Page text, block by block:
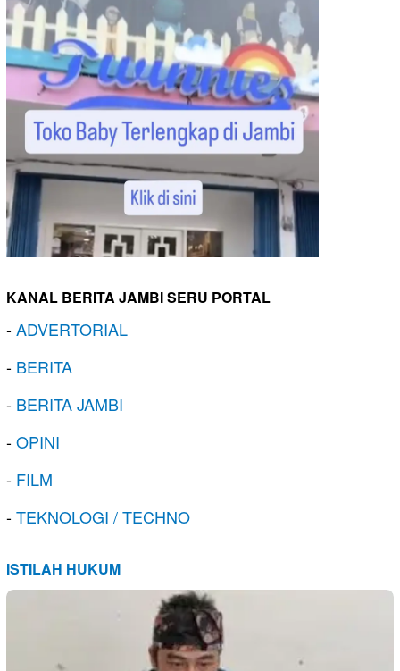
KANAL BERITA JAMBI SERU PORTAL
-ADVERTORIAL
- BERITA
- BERITA JAMBI
-OPINI
- FILM
-TEKNOLOGI / TECHNO
ISTILAH HUKUM